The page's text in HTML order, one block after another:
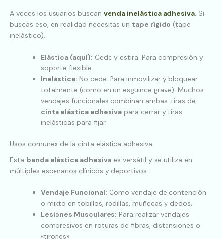
A veces los usuarios buscan venda inelástica adhesiva . Si
buscas eso, en realidad necesitas un tape rígido (tape
inelástico).
Elástica (aquí): Cede y estira. Para compresión y
soporte flexible.
Inelástica: No cede. Para inmovilizar y bloquear
totalmente (como en un esguince grave). Muchos
vendajes funcionales combinan ambas: tiras de
cinta elástica adhesiva para cerrar y tiras
inelásticas para fijar.
Usos comunes de la cinta elástica adhesiva
Esta banda elástica adhesiva es versátil y se utiliza en
múltiples escenarios clínicos y deportivos:
Vendaje Funcional: Como vendaje de contención
o mixto en tobillos, rodillas, muñecas y dedos.
Lesiones Musculares: Para realizar vendajes
compresivos en roturas de fibras, distensiones o
«tirones».